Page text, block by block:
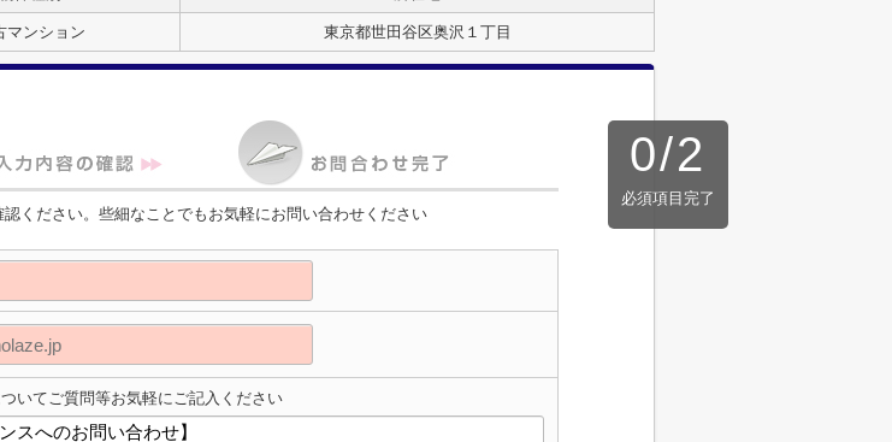
マンション 東京都世田谷区奥沢１丁目
0/2
必須項目完了
ください。些細なことでもお気軽にお問い合わせください
いてご質問等お気軽にご記入ください